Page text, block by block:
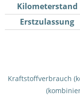
Kilometerstand
Erstzulassung
Kraftstoffverbrauch